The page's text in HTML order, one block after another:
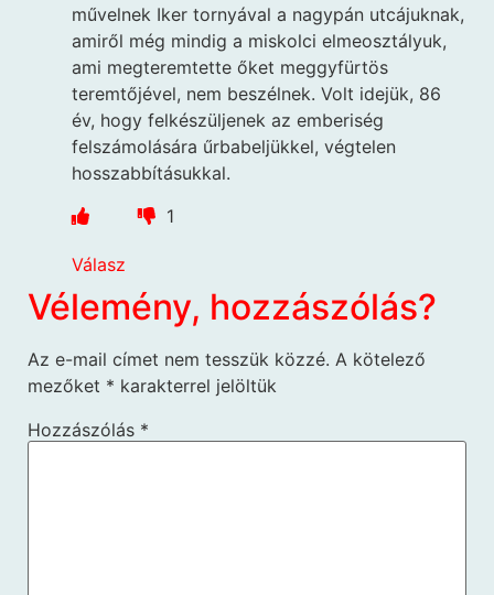
művelnek Iker tornyával a nagypán utcájuknak,
amiről még mindig a miskolci elmeosztályuk,
ami megteremtette őket meggyfürtös
teremtőjével, nem beszélnek. Volt idejük, 86
év, hogy felkészüljenek az emberiség
felszámolására űrbabeljükkel, végtelen
hosszabbításukkal.
1
Válasz
Vélemény, hozzászólás?
Az e-mail címet nem tesszük közzé. A kötelező
mezőket * karakterrel jelöltük
Hozzászólás *